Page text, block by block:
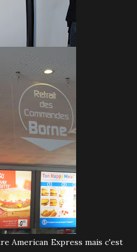
American Express mais c'est